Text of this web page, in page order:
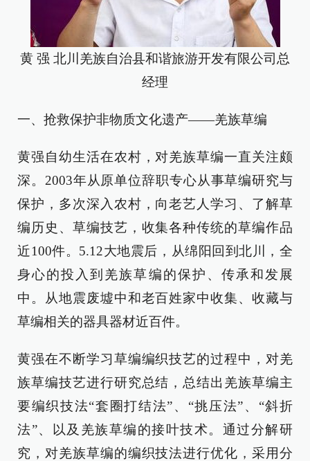
黄 强 北川羌族自治县和谐旅游开发有限公司总
经理
一、抢救保护非物质文化遗产——羌族草编
黄强自幼生活在农村，对羌族草编一直关注颇
深。2003年从原单位辞职专心从事草编研究与
保护，多次深入农村，向老艺人学习、了解草
编历史、草编技艺，收集各种传统的草编作品
近100件。5.12大地震后，从绵阳回到北川，全
身心的投入到羌族草编的保护、传承和发展
中。从地震废墟中和老百姓家中收集、收藏与
草编相关的器具器材近百件。
黄强在不断学习草编编织技艺的过程中，对羌
族草编技艺进行研究总结，总结出羌族草编主
要编织技法“套圈打结法”、“挑压法”、“斜折
法”、以及羌族草编的接叶技术。通过分解研
究，对羌族草编的编织技法进行优化，采用分